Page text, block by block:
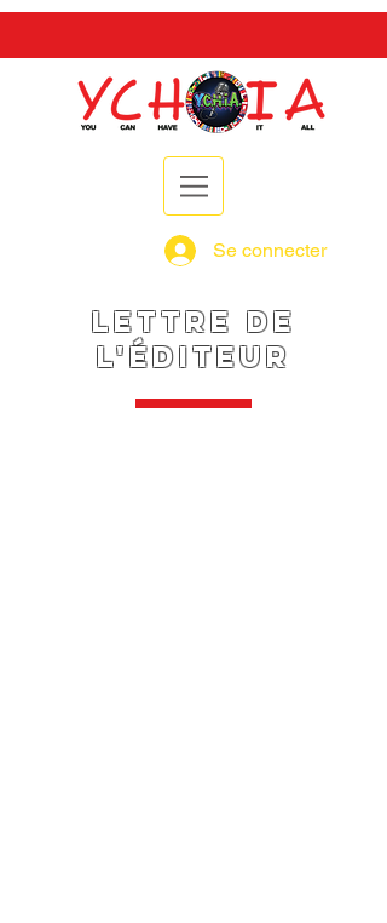
Se connecter
lettre de
l'éditeur